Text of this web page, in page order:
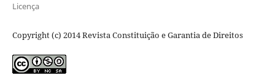
Licença
Copyright (c) 2014 Revista Constituição e Garantia de Direitos